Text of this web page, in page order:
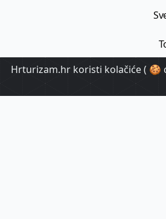
Hrturizam.hr koristi kolačiće ( 🍪